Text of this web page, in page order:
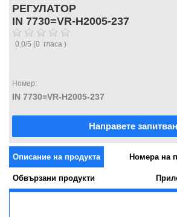
РЕГУЛАТОР
IN 7730=VR-H2005-237
0.0/5 (0 гласа )
Номер:
IN 7730=VR-H2005-237
Направете
Описание на продукта Номера на
Обвързани продукти